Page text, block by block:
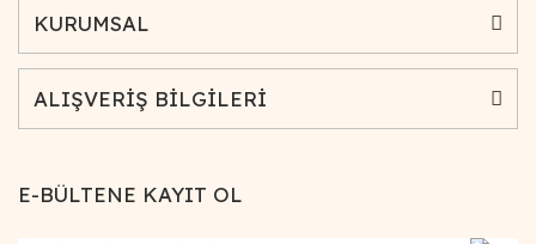
KURUMSAL
ALIŞVERİŞ BİLGİLERİ
E-BÜLTENE KAYIT OL